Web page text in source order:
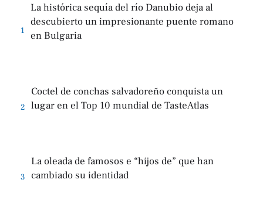
1
La histórica sequía del río Danubio deja al
descubierto un impresionante puente romano
en Bulgaria
2
Coctel de conchas salvadoreño conquista un
lugar en el Top 10 mundial de TasteAtlas
3
La oleada de famosos e “hijos de” que han
cambiado su identidad